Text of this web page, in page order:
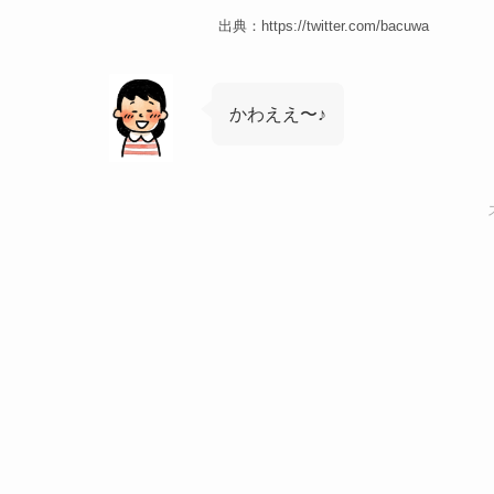
出典：https://twitter.com/bacuwa
かわええ〜♪